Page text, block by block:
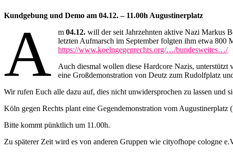
Kundgebung und Demo am 04.12. – 11.00h Augustinerplatz
A m04.12.will der seit Jahrzehnten aktive Nazi Markus
letzten Aufmarsch im September folgten ihm etwa 800
https://www.koelngegenrechts.org/…/bundesweites…/
Auch diesmal wollen diese Hardcore Nazis, unterstützt
eine Großdemonstration von Deutz zum Rudolfplatz
Wir rufen Euch alle dazu auf, dies nicht unwidersprochen zu lassen und
Köln gegen Rechts plant eine Gegendemonstration vom
Bitte kommt pünktlich um 11.00h.
Zu späterer Zeit wird es von anderen Gruppen wie cityofhope cologne